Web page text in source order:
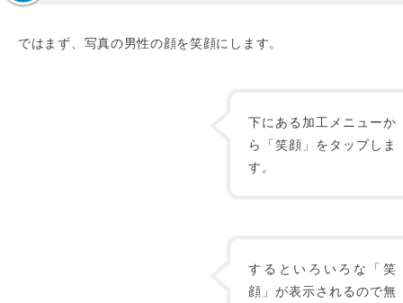
ではまず、写真の男性の顔を笑顔にします。
下にある加工メニューか
ら「笑顔」をタップしま
す。
するといろいろな「笑
顔」が表示されるので無